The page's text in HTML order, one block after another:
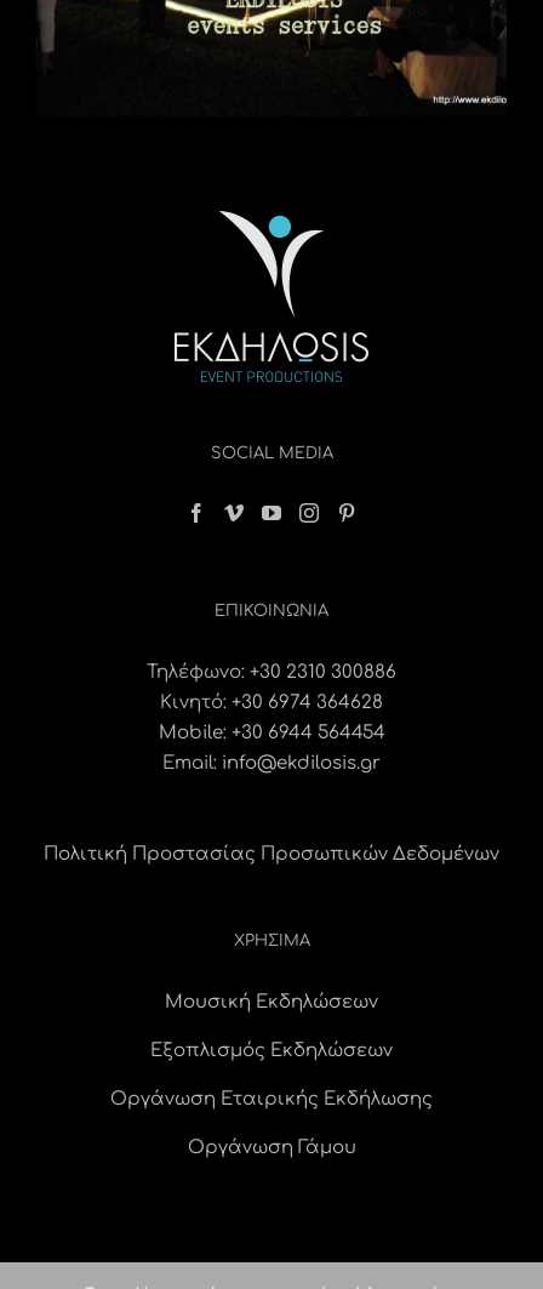
SOCIAL MEDIA
ΕΠΙΚΟΙΝΩΝΊΑ
Τηλέφωνο: +30 2310 300886
Κινητό: +30 6974 364628
Mobile: +30 6944 564454
Email: info@ekdilosis.gr
Πολιτική Προστασίας Προσωπικών Δεδομένων
ΧΡΗΣΙΜΑ
Μουσική Εκδηλώσεων
Εξοπλισμός Εκδηλώσεων
Οργάνωση Εταιρικής Εκδήλωσης
Οργάνωση Γάμου